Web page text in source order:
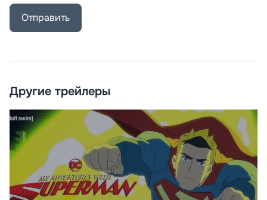
Отправить
Другие трейлеры